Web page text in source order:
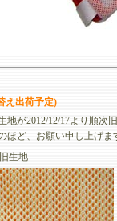
え出荷予定)
が2012/12/17より順次
ど、お願い申し上げま
旧生地